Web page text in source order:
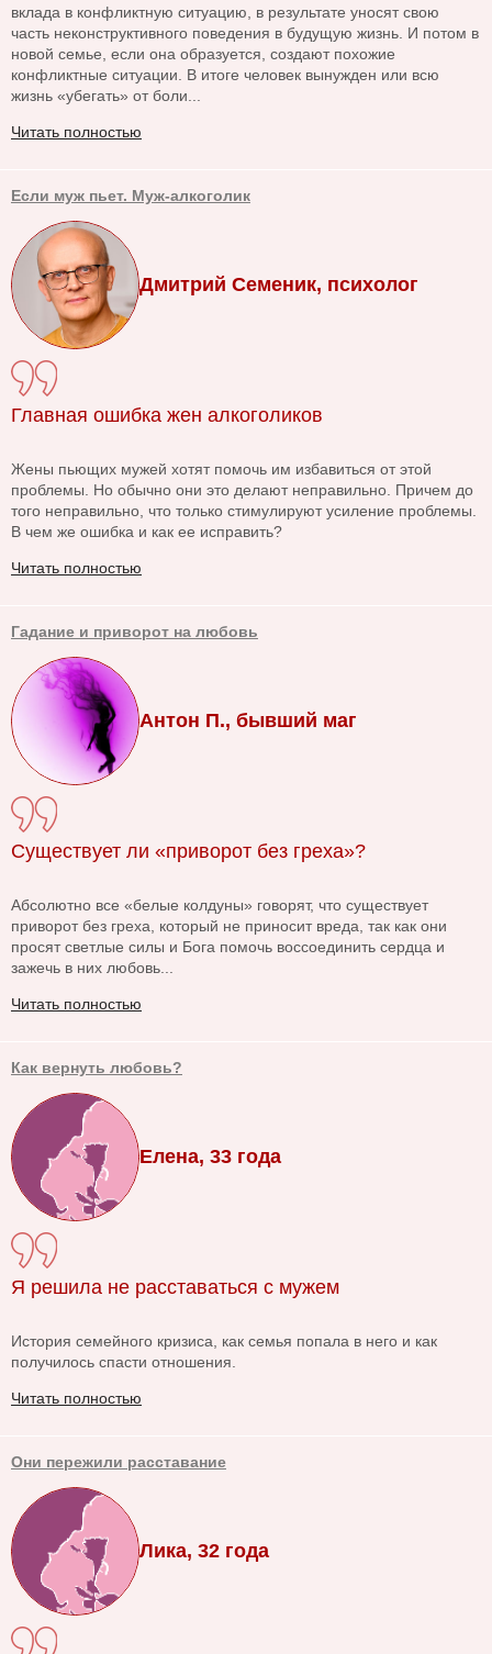
вклада в конфликтную ситуацию, в результате уносят свою
часть неконструктивного поведения в будущую жизнь. И потом в
новой семье, если она образуется, создают похожие
конфликтные ситуации. В итоге человек вынужден или всю
жизнь «убегать» от боли...
Читать полностью
Если муж пьет. Муж-алкоголик
Дмитрий Семеник, психолог
Главная ошибка жен алкоголиков
Жены пьющих мужей хотят помочь им избавиться от этой
проблемы. Но обычно они это делают неправильно. Причем до
того неправильно, что только стимулируют усиление проблемы.
В чем же ошибка и как ее исправить?
Читать полностью
Гадание и приворот на любовь
Антон П., бывший маг
Существует ли «приворот без греха»?
Абсолютно все «белые колдуны» говорят, что существует
приворот без греха, который не приносит вреда, так как они
просят светлые силы и Бога помочь воссоединить сердца и
зажечь в них любовь...
Читать полностью
Как вернуть любовь?
Елена, 33 года
Я решила не расставаться с мужем
История семейного кризиса, как семья попала в него и как
получилось спасти отношения.
Читать полностью
Они пережили расставание
Лика, 32 года